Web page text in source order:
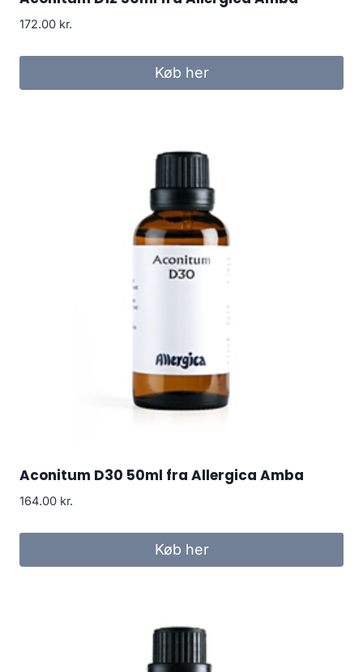
172.00 kr.
Køb her
Aconitum D30 50ml fra Allergica Amba
164.00 kr.
Køb her